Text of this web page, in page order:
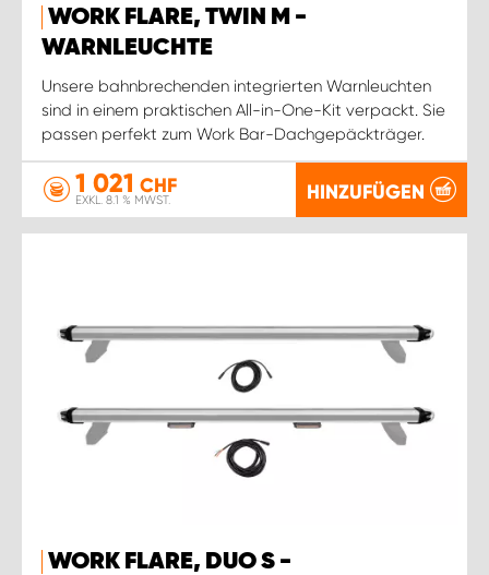
WORK FLARE, TWIN M -
WARNLEUCHTE
Unsere bahnbrechenden integrierten Warnleuchten
sind in einem praktischen All-in-One-Kit verpackt. Sie
passen perfekt zum Work Bar-Dachgepäckträger.
1 021 CHF
EXKL. 8.1 % MWST. HINZUFÜGEN
WORK FLARE, DUO S -